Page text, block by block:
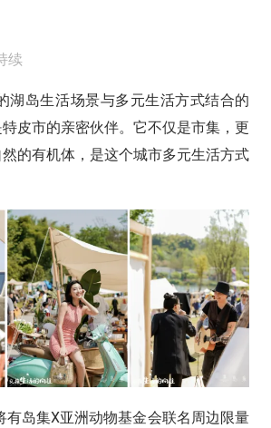
续
湖岛生活场景与多元生活方式结合的
皮市的亲密伙伴。它不仅是市集，更
的有机体，是这个城市多元生活方式
有岛集X亚洲动物基金会联名周边限量